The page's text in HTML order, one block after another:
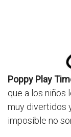
Poppy Play
que a los niños
muy divertidos
imposible no